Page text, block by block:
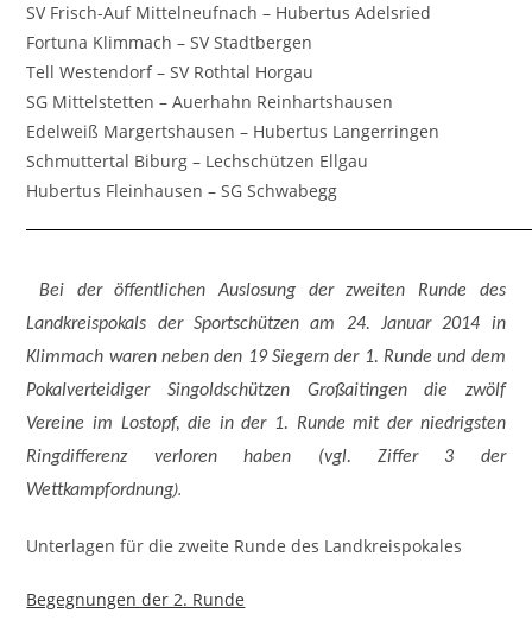
SV Frisch-Auf Mittelneufnach – Hubertus Adelsried
Fortuna Klimmach – SV Stadtbergen
Tell Westendorf – SV Rothtal Horgau
SG Mittelstetten – Auerhahn Reinhartshausen
Edelweiß Margertshausen – Hubertus Langerringen
Schmuttertal Biburg – Lechschützen Ellgau
Hubertus Fleinhausen – SG Schwabegg
Bei der öffentlichen Auslosung der zweiten Runde des
Landkreispokals der Sportschützen am 24. Januar 2014 in
Klimmach waren neben den 19 Siegern der 1. Runde und dem
Pokalverteidiger Singoldschützen Großaitingen die zwölf
Vereine im Lostopf, die in der 1. Runde mit der niedrigsten
Ringdifferenz verloren haben (vgl. Ziffer 3 der
Wettkampfordnung).
Unterlagen für die zweite Runde des Landkreispokales
Begegnungen der 2. Runde